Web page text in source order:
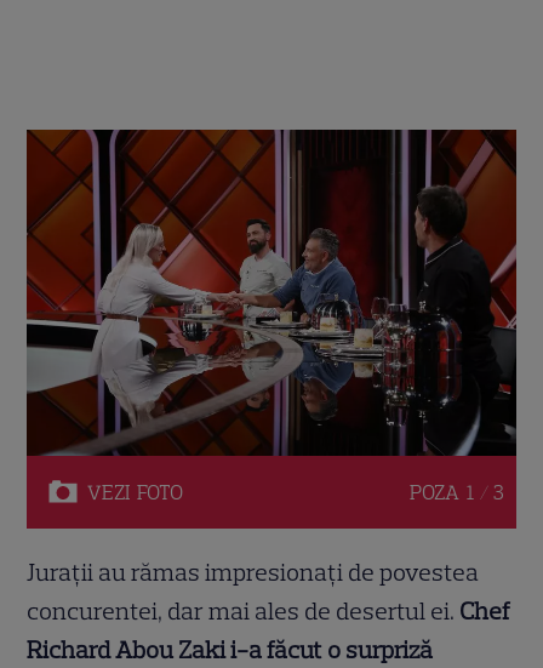
VEZI FOTO POZA 1 / 3
Jurații au rămas impresionați de povestea
concurentei, dar mai ales de desertul ei. Chef
Richard Abou Zaki i-a făcut o surpriză